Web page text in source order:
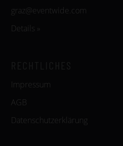
graz@eventwide.com
Details »
Impressum
AGB
Datenschutzerklärung